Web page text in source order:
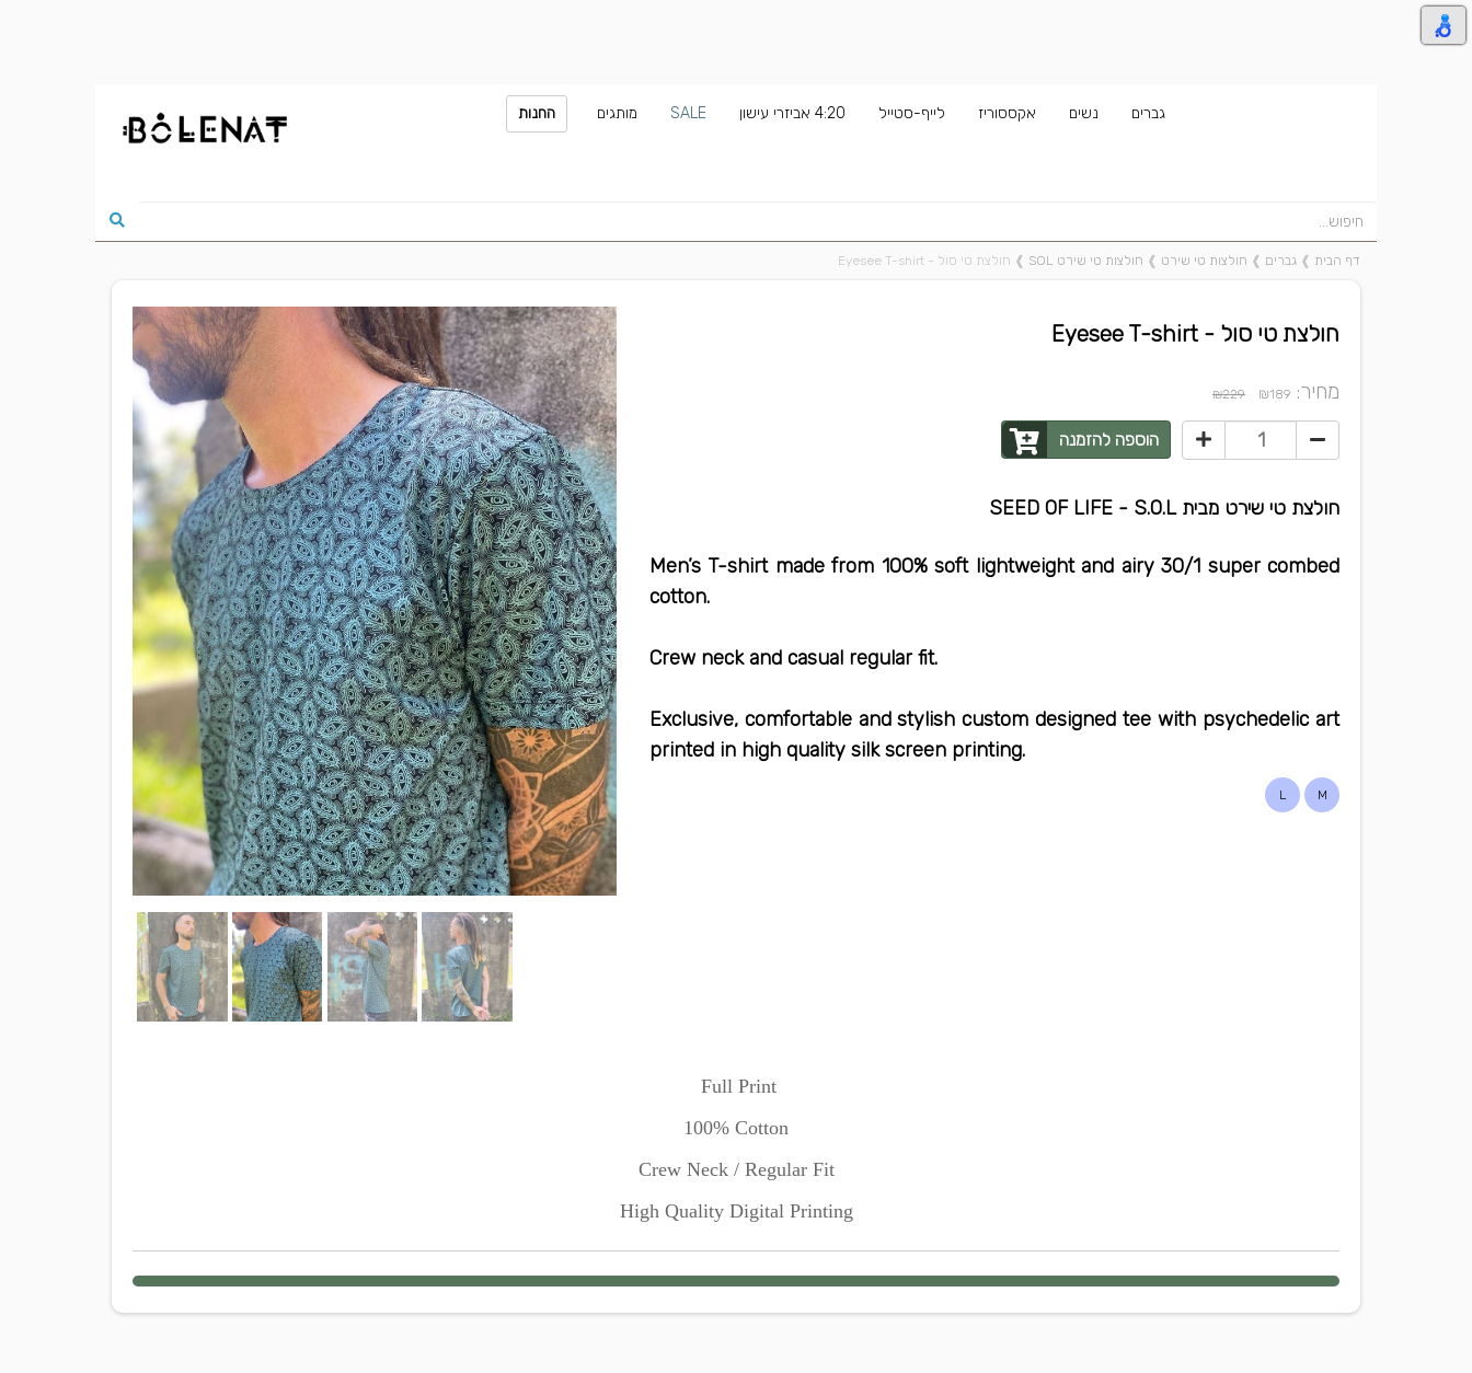
גברים נשים אקססוריז לייף-סטייל 4:20 אביזרי עישון SALE מותגים החנות
דף הבית ❱ גברים ❱ חולצות טי שירט ❱ חולצות טי שירט SOL ❱ חולצת טי סול - Eyesee T-shirt
חולצת טי סול - Eyesee T-shirt
מחיר: ₪189
₪229
הוספה להזמנה
חולצת טי שירט מבית SEED OF LIFE - S.O.L
Men’s T-shirt made from 100% soft lightweight and airy 30/1 super combed
cotton.
Crew neck and casual regular fit.
Exclusive, comfortable and stylish custom designed tee with psychedelic art
printed in high quality silk screen printing.
M
L
Full Print
100% Cotton
Crew Neck / Regular Fit
High Quality Digital Printing